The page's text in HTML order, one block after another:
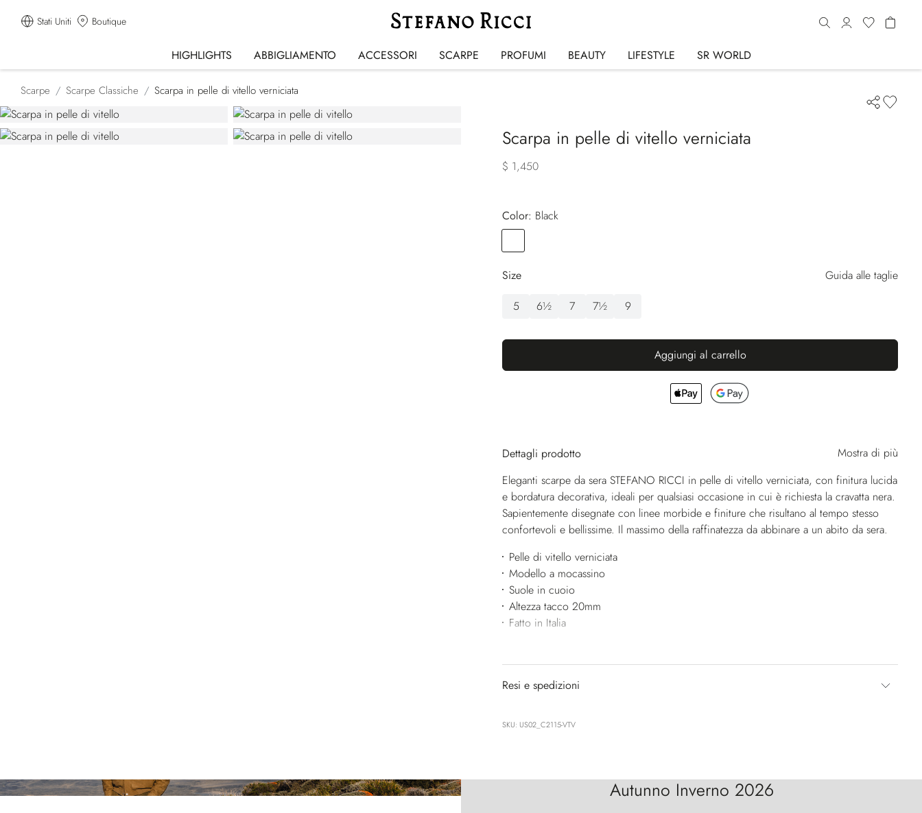
Stati Uniti Boutique
HIGHLIGHTS ABBIGLIAMENTO ACCESSORI SCARPE PROFUMI BEAUTY LIFESTYLE SR WORLD
Scarpe Scarpe Classiche Scarpa in pelle di vitello verniciata
Scarpa in pelle di vitello verniciata
$ 1,450
Color:
black
Size
Guida alle taglie
5
6½ 7 7½ 9
Aggiungi al carrello
Dettagli prodotto
Mostra di più
Eleganti scarpe da sera STEFANO RICCI in pelle di vitello verniciata, con finitura lucida
e bordatura decorativa, ideali per qualsiasi occasione in cui è richiesta la cravatta nera.
Sapientemente disegnate con linee morbide e finiture che risultano al tempo stesso
confortevoli e bellissime. Il massimo della raffinatezza da abbinare a un abito da sera.
Pelle di vitello verniciata
Modello a mocassino
Suole in cuoio
Altezza tacco 20mm
Fatto in Italia
Resi e spedizioni
SKU: US02_C2115-VTV
Autunno Inverno 2026